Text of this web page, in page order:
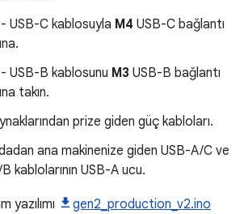
USB-C kablosuyla M4 USB-C bağlantı
USB-B kablosunu M3 USB-B bağlantı
takın.
prize giden güç kabloları.
ana makinenize giden USB-A/C ve
kablolarının USB-A ucu.
yazılımı
gen2_production_v2.ino